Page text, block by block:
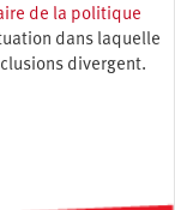
de la politique
dans laquelle
divergent.